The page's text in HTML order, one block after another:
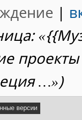
|
…»)